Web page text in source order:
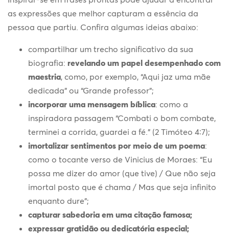
as expressões que melhor capturam a essência da
pessoa que partiu. Confira algumas ideias abaixo:
compartilhar um trecho significativo da sua
biografia: revelando um papel desempenhado com
maestria, como, por exemplo, “Aqui jaz uma mãe
dedicada” ou “Grande professor”;
incorporar uma mensagem bíblica: como a
inspiradora passagem “Combati o bom combate,
terminei a corrida, guardei a fé.” (2 Timóteo 4:7);
imortalizar sentimentos por meio de um poema:
como o tocante verso de Vinicius de Moraes: “Eu
possa me dizer do amor (que tive) / Que não seja
imortal posto que é chama / Mas que seja infinito
enquanto dure”;
capturar sabedoria em uma citação famosa;
expressar gratidão ou dedicatória especial;